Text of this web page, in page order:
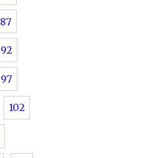
87
92
97
102